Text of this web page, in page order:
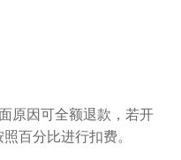
原因可全额退款，若开
百分比进行扣费。